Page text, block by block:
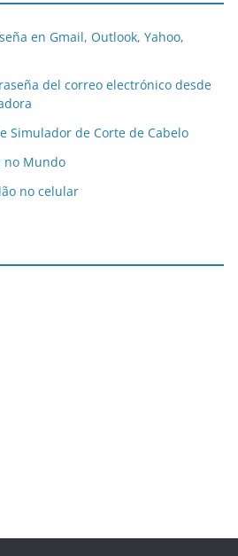
en Gmail, Outlook, Yahoo,
del correo electrónico desde
Simulador de Corte de Cabelo
no Mundo
no celular